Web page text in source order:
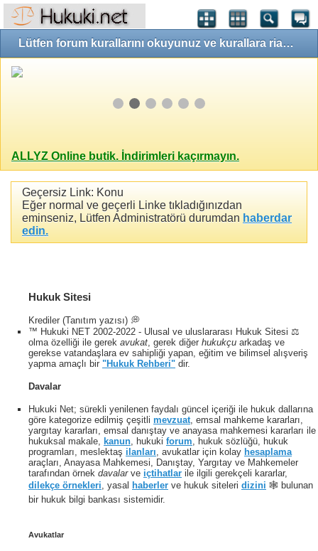
Lütfen forum kurallarını okuyunuz ve kurallara riayet ediniz!
ALLYZ Online butik. İndirimleri kaçırmayın.
Geçersiz Link: Konu
Eğer normal ve geçerli Linke tıkladığınızdan
eminseniz, Lütfen Administratörü durumdan haberdar
edin.
Hukuk Sitesi
Krediler (Tanıtım yazısı) 💭
™ Hukuki NET 2002-2022 - Ulusal ve uluslararası Hukuk Sitesi ⚖️
olma özelliği ile gerek avukat , gerek diğer hukukçu arkadaş ve
gerekse vatandaşlara ev sahipliği yapan, eğitim ve bilimsel alışveriş
yapma amaçlı bir "Hukuk Rehberi" dir.
Davalar
Hukuki Net; sürekli yenilenen faydalı güncel içeriği ile hukuk dallarına
göre kategorize edilmiş çeşitli mevzuat, emsal mahkeme kararları,
yargıtay kararları, emsal danıştay ve anayasa mahkemesi kararları ile
hukuksal makale, kanun, hukuki forum, hukuk sözlüğü, hukuk
programları, meslektaş ilanları, avukatlar için kolay hesaplama
araçları, Anayasa Mahkemesi, Danıştay, Yargıtay ve Mahkemeler
tarafından örnek davalarve içtihatlar ile ilgili gerekçeli kararlar,
dilekçe örnekleri, yasal haberler ve hukuk siteleri dizini 🕸 bulunan
bir hukuk bilgi bankası sistemidir.
Avukatlar